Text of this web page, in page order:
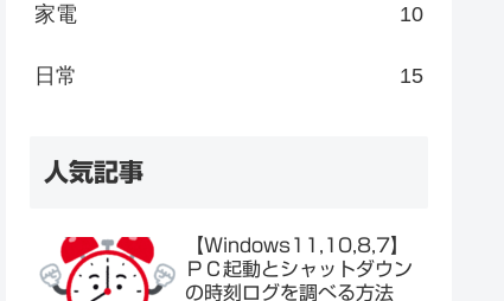
家電 10
日常 15
人気記事
【Windows11,10,8,7】
ＰＣ起動とシャットダウン
の時刻ログを調べる方法